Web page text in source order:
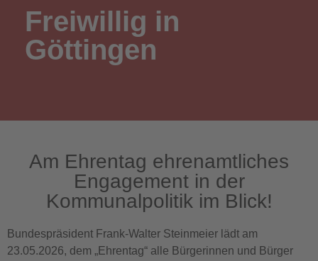
Freiwillig in
Göttingen
Am Ehrentag ehrenamtliches
Engagement in der
Kommunalpolitik im Blick!
Bundespräsident Frank-Walter Steinmeier lädt am
23.05.2026, dem „Ehrentag“ alle Bürgerinnen und Bürger